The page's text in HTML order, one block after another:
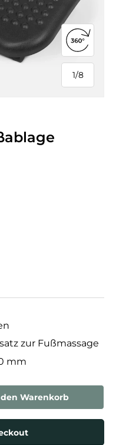
1/
von
8
360°-
zur Fußmassage
mm
Warenkorb